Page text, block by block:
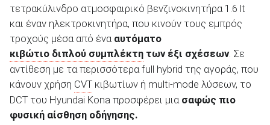
τετρακύλινδρο ατμοσφαιρικό βενζινοκινητήρα 1.6 lt
και έναν ηλεκτροκινητήρα, που κινούν τους εμπρός
τροχούς μέσα από ένα αυτόματο
κιβώτιο διπλού συμπλέκτη των έξι σχέσεων. Σε
αντίθεση με τα περισσότερα full hybrid της αγοράς, που
κάνουν χρήση CVT κιβωτίων ή multi-mode λύσεων, το
DCT του Hyundai Kona προσφέρει μια σαφώς πιο
φυσική αίσθηση οδήγησης.